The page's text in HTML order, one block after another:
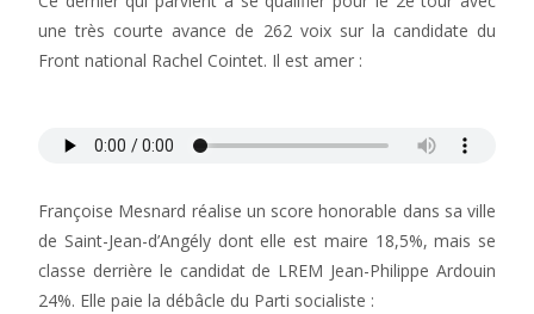
une très courte avance de 262 voix sur la candidate du
Front national Rachel Cointet. Il est amer :
Françoise Mesnard réalise un score honorable dans sa ville
de Saint-Jean-d’Angély dont elle est maire 18,5%, mais se
classe derrière le candidat de LREM Jean-Philippe Ardouin
24%. Elle paie la débâcle du Parti socialiste :